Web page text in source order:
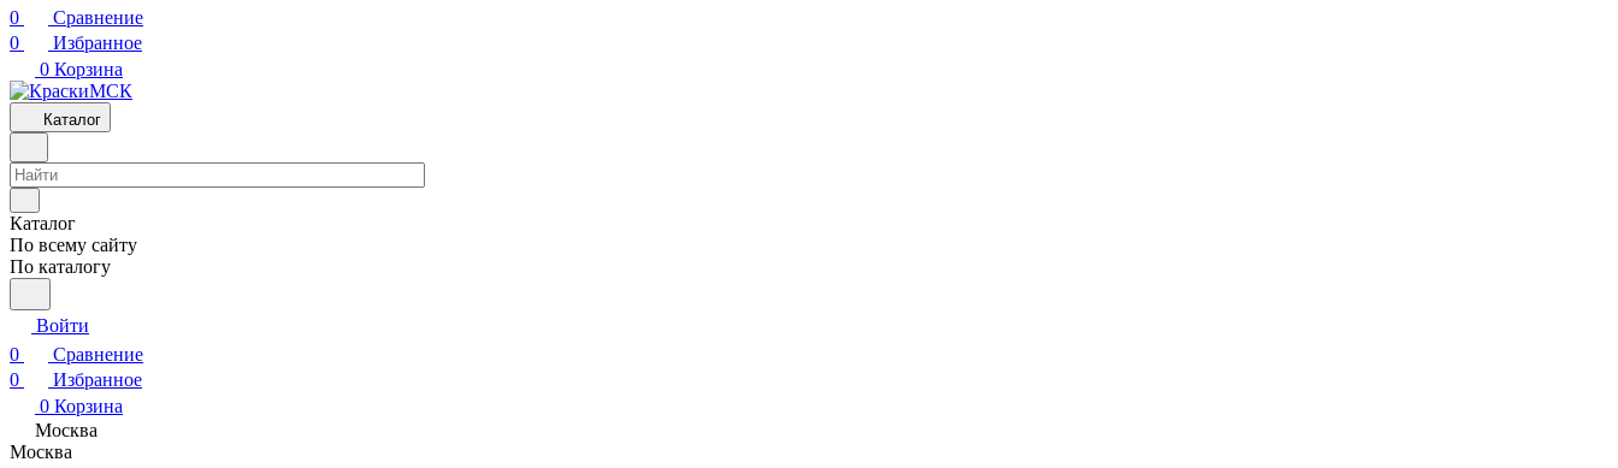
0
Сравнение
0
Избранное
0 Корзина
Каталог
Каталог
По всему сайту
По каталогу
Войти
0
Сравнение
0
Избранное
0 Корзина
Москва
Москва